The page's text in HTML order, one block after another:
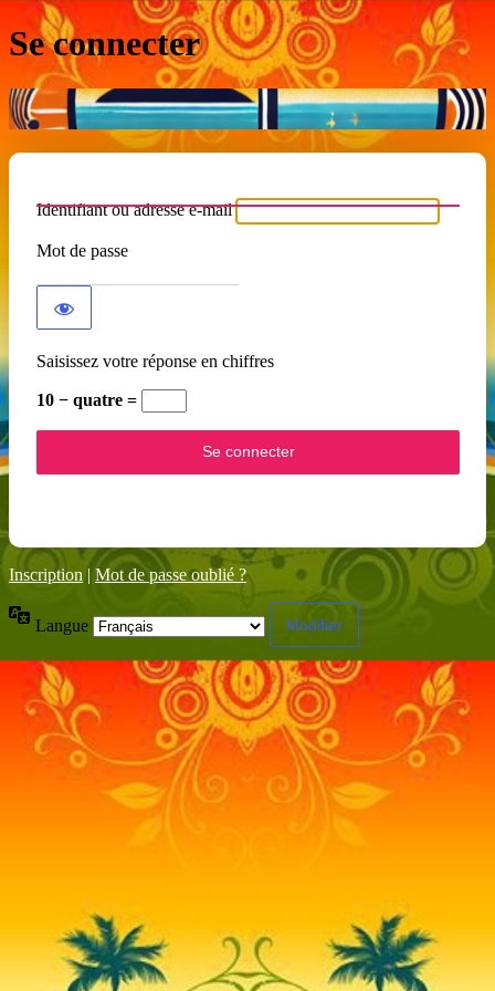
Se connecter
Identifiant ou adresse e-mail
Mot de passe
Saisissez votre réponse en chiffres
10 − quatre =
Inscription | Mot de passe oublié ?
Langue